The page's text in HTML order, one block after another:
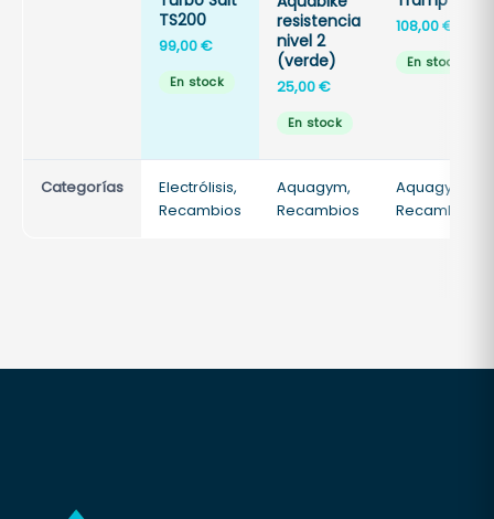
TS200
99,00€
En stock
resistencia
nivel 2
(verde)
25,00€
En stock
108,00€
En stock
Categorías
Electrólisis,
Recambios
Aquagym,
Recambios
Aquagym,
Recambios